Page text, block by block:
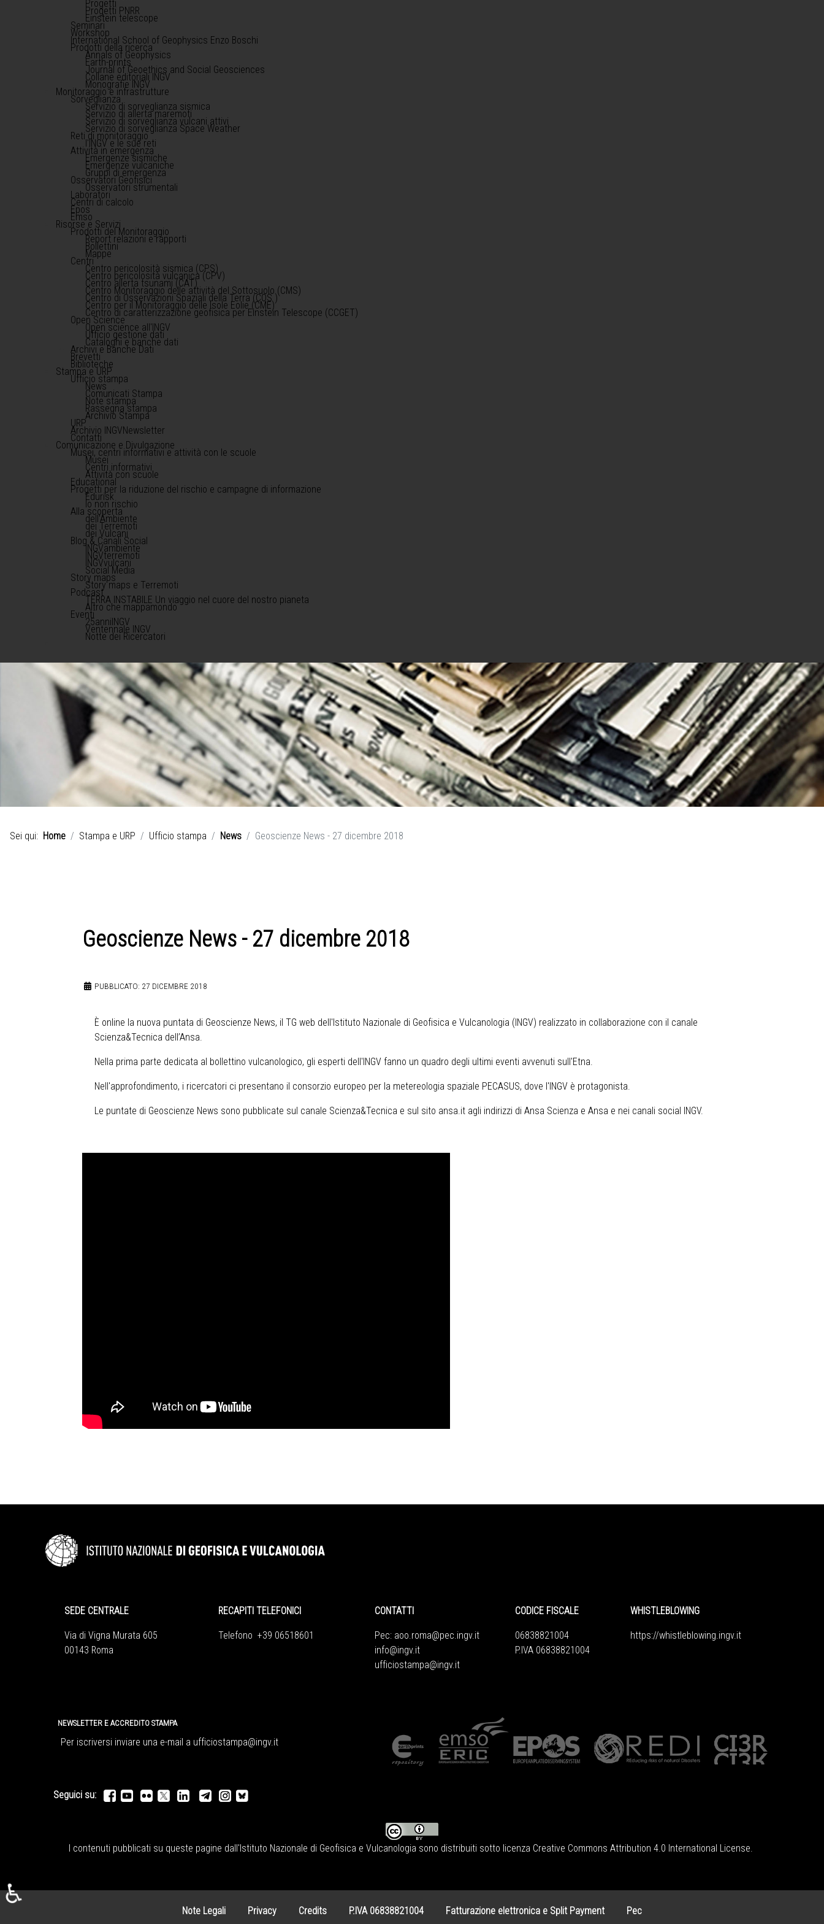
Progetti
Progetti PNRR
Einstein telescope
Seminari
Workshop
International School of Geophysics Enzo Boschi
Prodotti della ricerca
Annals of Geophysics
Earth-prints
Journal of Geoethics and Social Geosciences
Collane editoriali INGV
Monografie INGV
Monitoraggio e infrastrutture
Sorveglianza
Servizio di sorveglianza sismica
Servizio di allerta maremoti
Servizio di sorveglianza vulcani attivi
Servizio di sorveglianza Space Weather
Reti di monitoraggio
l'INGV e le sue reti
Attività in emergenza
Emergenze sismiche
Emergenze vulcaniche
Gruppi di emergenza
Osservatori Geofisici
Osservatori strumentali
Laboratori
Centri di calcolo
Epos
Emso
Risorse e Servizi
Prodotti del Monitoraggio
Report relazioni e rapporti
Bollettini
Mappe
Centri
Centro pericolosità sismica (CPS)
Centro pericolosità vulcanica (CPV)
Centro allerta tsunami (CAT)
Centro Monitoraggio delle attività del Sottosuolo (CMS)
Centro di Osservazioni Spaziali della Terra (COS )
Centro per il Monitoraggio delle Isole Eolie (CME)
Centro di caratterizzazione geofisica per Einstein Telescope (CCGET)
Open Science
Open science all'INGV
Ufficio gestione dati
Cataloghi e banche dati
Archivi e Banche Dati
Brevetti
Biblioteche
Stampa e URP
Ufficio stampa
News
Comunicati Stampa
Note stampa
Rassegna stampa
Archivio Stampa
URP
Archivio INGVNewsletter
Contatti
Comunicazione e Divulgazione
Musei, centri informativi e attività con le scuole
Musei
Centri informativi
Attività con scuole
Educational
Progetti per la riduzione del rischio e campagne di informazione
Edurisk
Io non rischio
Alla scoperta
dell'Ambiente
dei Terremoti
dei Vulcani
Blog & Canali Social
INGVambiente
INGVterremoti
INGVvulcani
Social Media
Story maps
Story maps e Terremoti
Podcast
TERRA INSTABILE Un viaggio nel cuore del nostro pianeta
Altro che mappamondo
Eventi
25anniINGV
Ventennale INGV
Notte dei Ricercatori
Sei qui: Home Stampa e URP Ufficio stampa News Geoscienze News - 27 dicembre 2018
Geoscienze News - 27 dicembre 2018
PUBBLICATO: 27 DICEMBRE 2018
È online la nuova puntata di Geoscienze News, il TG web dell'Istituto Nazionale di Geofisica e Vulcanologia (INGV) realizzato in collaborazione con il canale
Scienza&Tecnica dell’Ansa.
Nella prima parte dedicata al bollettino vulcanologico, gli esperti dell'INGV fanno un quadro degli ultimi eventi avvenuti sull'Etna.
Nell'approfondimento, i ricercatori ci presentano il consorzio europeo per la metereologia spaziale PECASUS, dove l'INGV è protagonista.
Le puntate di Geoscienze News sono pubblicate sul canale Scienza&Tecnica e sul sito ansa.it agli indirizzi di Ansa Scienza e Ansa e nei canali social INGV.
SEDE CENTRALE
Via di Vigna Murata 605
00143 Roma
RECAPITI TELEFONICI
Telefono +39 06518601
CONTATTI
Pec: aoo.roma@pec.ingv.it
info@ingv.it
ufficiostampa@ingv.it
CODICE FISCALE
06838821004
P.IVA 06838821004
WHISTLEBLOWING
https://whistleblowing.ingv.it
NEWSLETTER E ACCREDITO STAMPA
Per iscriversi inviare una e-mail a ufficiostampa@ingv.it
Seguici su:
I contenuti pubblicati su queste pagine dall'Istituto Nazionale di Geofisica e Vulcanologia sono distribuiti sotto licenza Creative Commons Attribution 4.0 International License.
Note Legali Privacy Credits P.IVA 06838821004 Fatturazione elettronica e Split Payment Pec